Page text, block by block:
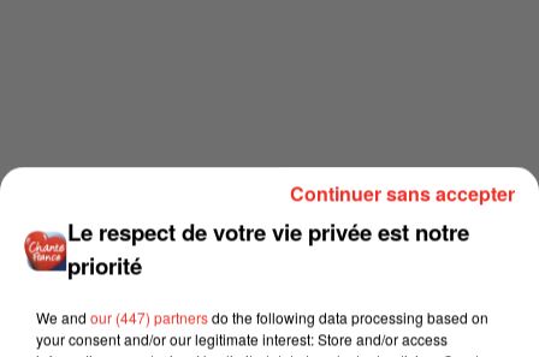
Le respect de votre vie privée est notre
priorité
We and our (447) partnersdo the following data processing based on
your consent and/or our legitimate interest: Store and/or access
Continuer sans accepter